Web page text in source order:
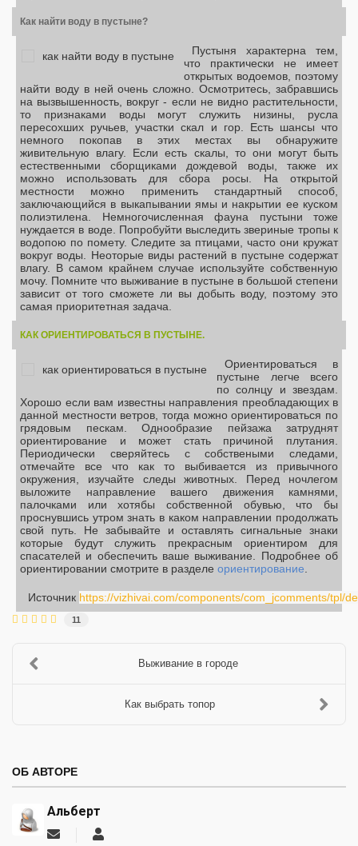
Как найти воду в пустыне?
Пустыня характерна тем,
что практически не имеет
открытых водоемов, поэтому
найти воду в ней очень сложно. Осмотритесь, забравшись
на вызвышенность, вокруг - если не видно растительности,
то признаками воды могут служить низины, русла
пересохших ручьев, участки скал и гор. Есть шансы что
немного покопав в этих местах вы обнаружите
живительную влагу. Если есть скалы, то они могут быть
естественными сборщиками дождевой воды, также их
можно использовать для сбора росы. На открытой
местности можно применить стандартный способ,
заключающийся в выкапывании ямы и накрытии ее куском
полиэтилена. Немногочисленная фауна пустыни тоже
нуждается в воде. Попробуйти выследить звериные тропы к
водопою по помету. Следите за птицами, часто они кружат
вокруг воды. Неоторые виды растений в пустыне содержат
влагу. В самом крайнем случае используйте собственную
мочу. Помните что выживание в пустыне в большой степени
зависит от того сможете ли вы добыть воду, поэтому это
самая приоритетная задача.
КАК ОРИЕНТИРОВАТЬСЯ В ПУСТЫНЕ.
Ориентироваться в
пустыне легче всего
по солнцу и звездам.
Хорошо если вам известны направления преобладающих в
данной местности ветров, тогда можно ориентироваться по
грядовым пескам. Однообразие пейзажа затруднят
ориентирование и может стать причиной плутания.
Периодически сверяйтесь с собствеными следами,
отмечайте все что как то выбивается из привычного
окружения, изучайте следы животных. Перед ночлегом
выложите направление вашего движения камнями,
палочками или хотябы собственной обувью, что бы
проснувшись утром знать в каком направлении продолжать
свой путь. Не забывайте и оставлять сигнальные знаки
которые будут служить прекрасным ориентиром для
спасателей и обеспечить ваше выживание. Подробнее об
ориентировании смотрите в разделе ориентирование
Источник https://vizhivai.com/components/com_jcomments/tpl/
11
Выживание в городе
Как выбрать топор
ОБ АВТОРЕ
Альберт
Подписаться